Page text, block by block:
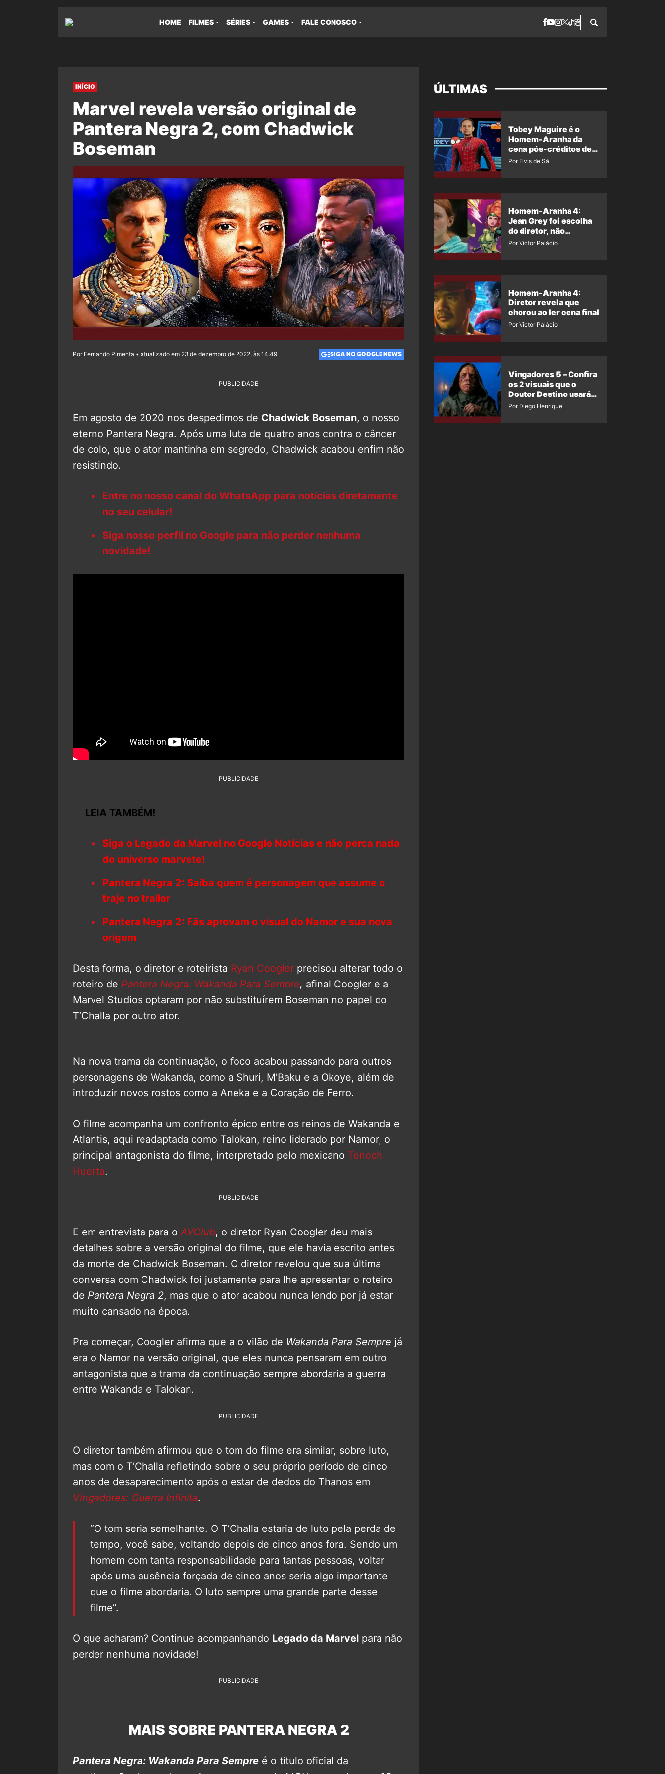
HOME FILMES SÉRIES GAMES FALE CONOSCO
INÍCIO
Marvel revela versão original de
Pantera Negra 2, com Chadwick
Boseman
Por Fernando Pimenta • atualizado em 23 de dezembro de 2022, às 14:49 SIGA NO GOOGLE NEWS
PUBLICIDADE
Em agosto de 2020 nos despedimos de Chadwick Boseman, o nosso
eterno Pantera Negra. Após uma luta de quatro anos contra o câncer
de colo, que o ator mantinha em segredo, Chadwick acabou enfim não
resistindo.
Entre no nosso canal do WhatsApp para notícias diretamente
no seu celular!
Siga nosso perfil no Google para não perder nenhuma
novidade!
PUBLICIDADE
LEIA TAMBÉM!
Siga o Legado da Marvel no Google Notícias e não perca nada
do universo marvete!
Pantera Negra 2: Saiba quem é personagem que assume o
traje no trailer
Pantera Negra 2: Fãs aprovam o visual do Namor e sua nova
origem
Desta forma, o diretor e roteirista Ryan Coogler precisou alterar todo o
roteiro de Pantera Negra: Wakanda Para Sempre, afinal Coogler e a
Marvel Studios optaram por não substituírem Boseman no papel do
T’Challa por outro ator.
Na nova trama da continuação, o foco acabou passando para outros
personagens de Wakanda, como a Shuri, M’Baku e a Okoye, além de
introduzir novos rostos como a Aneka e a Coração de Ferro.
O filme acompanha um confronto épico entre os reinos de Wakanda e
Atlantis, aqui readaptada como Talokan, reino liderado por Namor, o
principal antagonista do filme, interpretado pelo mexicano Tenoch
Huerta.
PUBLICIDADE
E em entrevista para o AVClub, o diretor Ryan Coogler deu mais
detalhes sobre a versão original do filme, que ele havia escrito antes
da morte de Chadwick Boseman. O diretor revelou que sua última
conversa com Chadwick foi justamente para lhe apresentar o roteiro
de Pantera Negra 2, mas que o ator acabou nunca lendo por já estar
muito cansado na época.
Pra começar, Coogler afirma que a o vilão de Wakanda Para Sempre já
era o Namor na versão original, que eles nunca pensaram em outro
antagonista que a trama da continuação sempre abordaria a guerra
entre Wakanda e Talokan.
PUBLICIDADE
O diretor também afirmou que o tom do filme era similar, sobre luto,
mas com o T’Challa refletindo sobre o seu próprio período de cinco
anos de desaparecimento após o estar de dedos do Thanos em
Vingadores: Guerra Infinita.
“O tom seria semelhante. O T’Challa estaria de luto pela perda de
tempo, você sabe, voltando depois de cinco anos fora. Sendo um
homem com tanta responsabilidade para tantas pessoas, voltar
após uma ausência forçada de cinco anos seria algo importante
que o filme abordaria. O luto sempre uma grande parte desse
filme”.
O que acharam? Continue acompanhando Legado da Marvel para não
perder nenhuma novidade!
PUBLICIDADE
MAIS SOBRE PANTERA NEGRA 2
Pantera Negra: Wakanda Para Sempre é o título oficial da
ÚLTIMAS
Tobey Maguire é o
Homem-Aranha da
cena pós-créditos de
Um Novo Dia?
Por Elvis de Sá
Homem-Aranha 4:
Jean Grey foi escolha
do diretor, não
imposição da Marvel
Por Victor Palácio
Homem-Aranha 4:
Diretor revela que
chorou ao ler cena final
Por Victor Palácio
Vingadores 5 – Confira
os 2 visuais que o
Doutor Destino usará
no filme
Por Diego Henrique